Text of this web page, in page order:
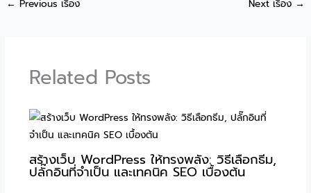
← Previous เรื่อง Next เรื่อง →
Related Posts
สร้างเว็บ WordPress ให้ทรงพลัง: วิธีเลือกธีม,
ปลั๊กอินที่จำเป็น และเทคนิค SEO เบื้องต้น